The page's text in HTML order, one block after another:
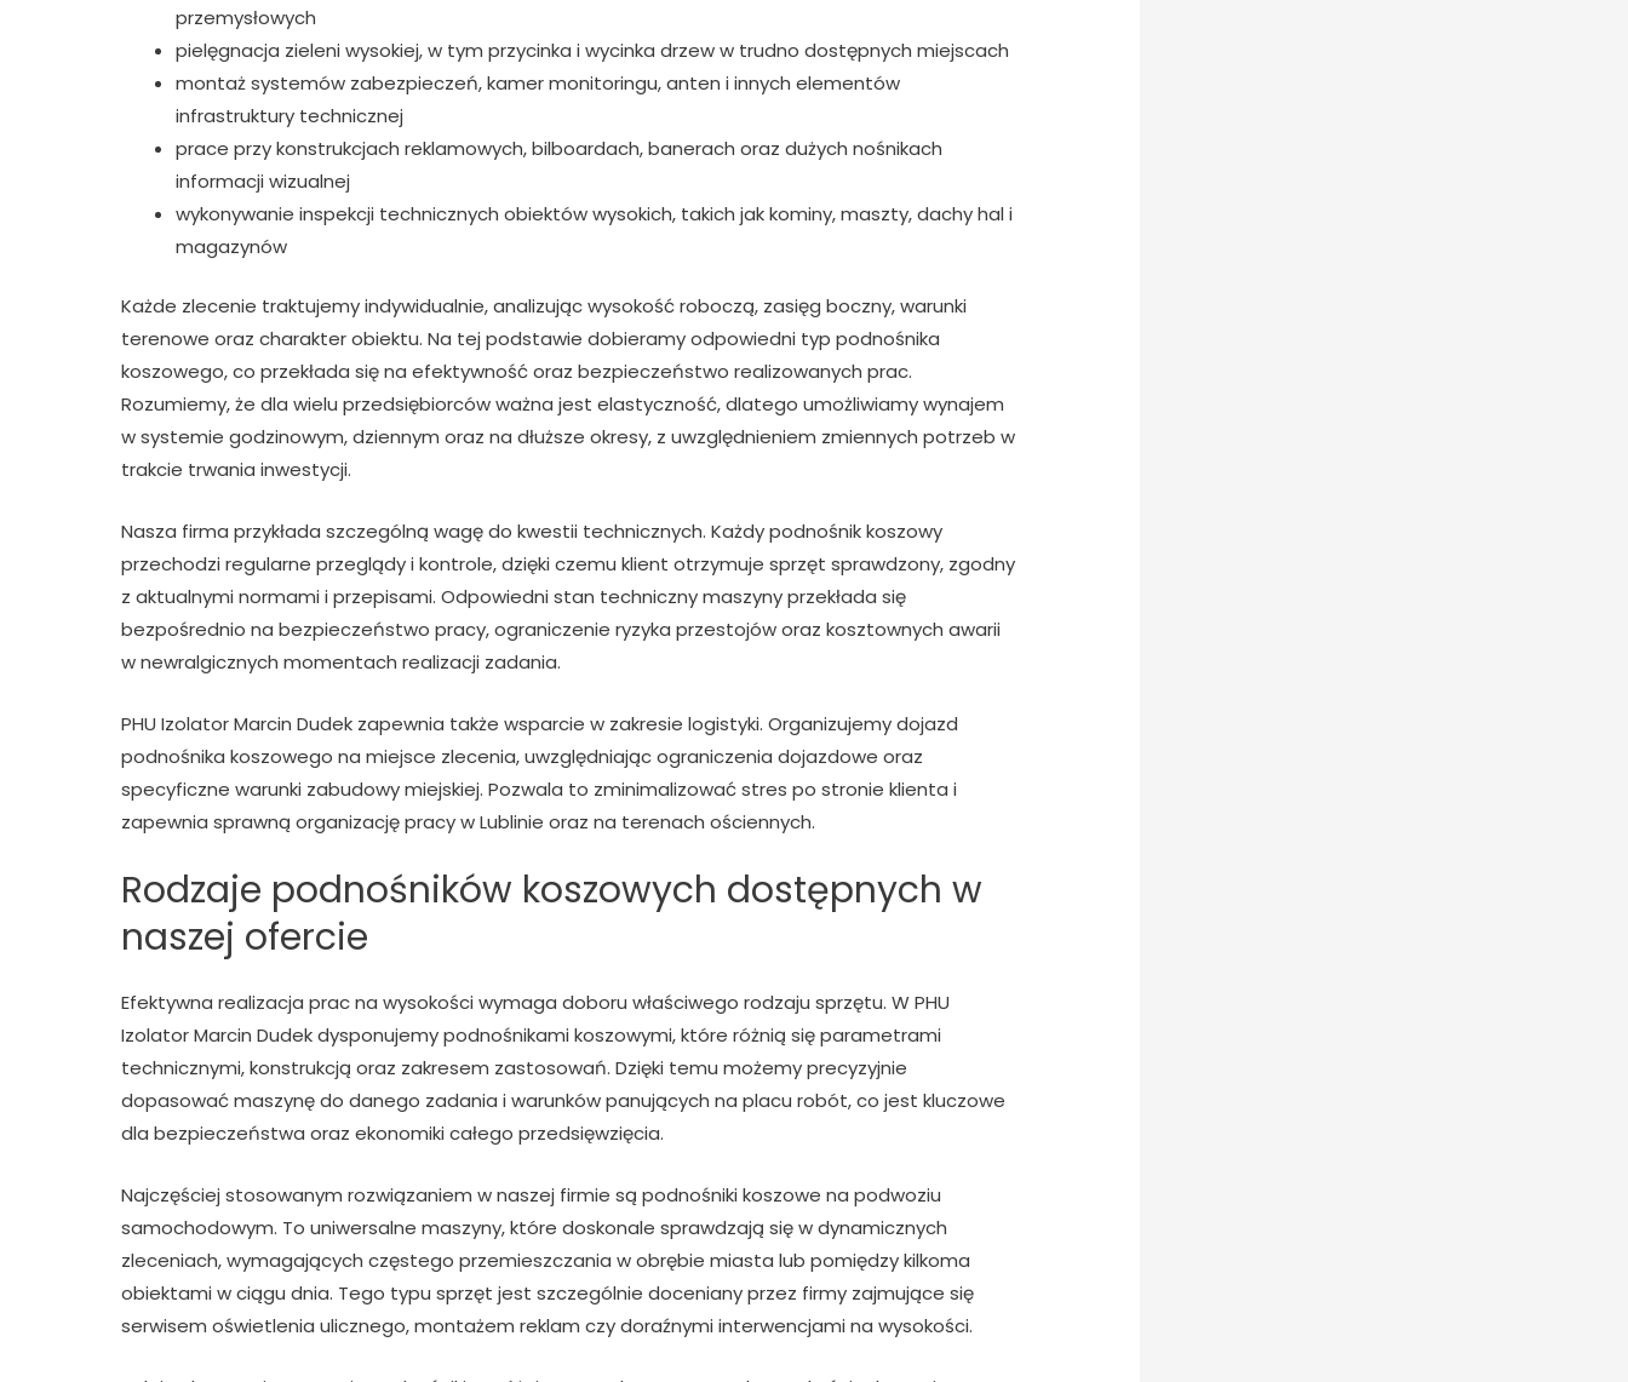
przemysłowych
pielęgnacja zieleni wysokiej, w tym przycinka i wycinka drzew w trudno dostępnych miejscach
montaż systemów zabezpieczeń, kamer monitoringu, anten i innych elementów
infrastruktury technicznej
prace przy konstrukcjach reklamowych, bilboardach, banerach oraz dużych nośnikach
informacji wizualnej
wykonywanie inspekcji technicznych obiektów wysokich, takich jak kominy, maszty, dachy hal i
magazynów
Każde zlecenie traktujemy indywidualnie, analizując wysokość roboczą, zasięg boczny, warunki
terenowe oraz charakter obiektu. Na tej podstawie dobieramy odpowiedni typ podnośnika
koszowego, co przekłada się na efektywność oraz bezpieczeństwo realizowanych prac.
Rozumiemy, że dla wielu przedsiębiorców ważna jest elastyczność, dlatego umożliwiamy wynajem
w systemie godzinowym, dziennym oraz na dłuższe okresy, z uwzględnieniem zmiennych potrzeb w
trakcie trwania inwestycji.
Nasza firma przykłada szczególną wagę do kwestii technicznych. Każdy podnośnik koszowy
przechodzi regularne przeglądy i kontrole, dzięki czemu klient otrzymuje sprzęt sprawdzony, zgodny
z aktualnymi normami i przepisami. Odpowiedni stan techniczny maszyny przekłada się
bezpośrednio na bezpieczeństwo pracy, ograniczenie ryzyka przestojów oraz kosztownych awarii
w newralgicznych momentach realizacji zadania.
PHU Izolator Marcin Dudek zapewnia także wsparcie w zakresie logistyki. Organizujemy dojazd
podnośnika koszowego na miejsce zlecenia, uwzględniając ograniczenia dojazdowe oraz
specyficzne warunki zabudowy miejskiej. Pozwala to zminimalizować stres po stronie klienta i
zapewnia sprawną organizację pracy w Lublinie oraz na terenach ościennych.
Rodzaje podnośników koszowych dostępnych w
naszej ofercie
Efektywna realizacja prac na wysokości wymaga doboru właściwego rodzaju sprzętu. W PHU
Izolator Marcin Dudek dysponujemy podnośnikami koszowymi, które różnią się parametrami
technicznymi, konstrukcją oraz zakresem zastosowań. Dzięki temu możemy precyzyjnie
dopasować maszynę do danego zadania i warunków panujących na placu robót, co jest kluczowe
dla bezpieczeństwa oraz ekonomiki całego przedsięwzięcia.
Najczęściej stosowanym rozwiązaniem w naszej firmie są podnośniki koszowe na podwoziu
samochodowym. To uniwersalne maszyny, które doskonale sprawdzają się w dynamicznych
zleceniach, wymagających częstego przemieszczania w obrębie miasta lub pomiędzy kilkoma
obiektami w ciągu dnia. Tego typu sprzęt jest szczególnie doceniany przez firmy zajmujące się
serwisem oświetlenia ulicznego, montażem reklam czy doraźnymi interwencjami na wysokości.